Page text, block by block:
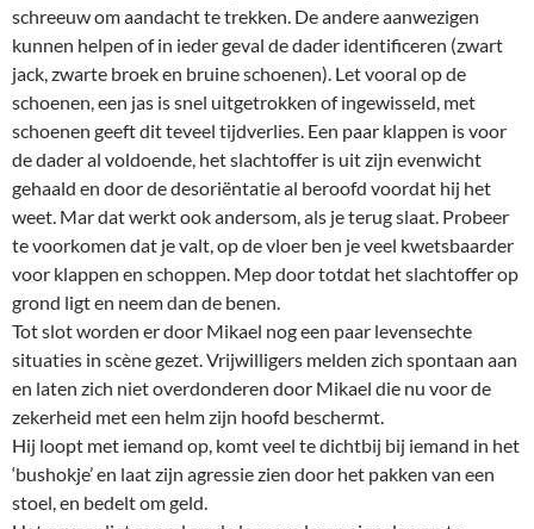
schreeuw om aandacht te trekken. De andere aanwezigen
kunnen helpen of in ieder geval de dader identificeren (zwart
jack, zwarte broek en bruine schoenen). Let vooral op de
schoenen, een jas is snel uitgetrokken of ingewisseld, met
schoenen geeft dit teveel tijdverlies. Een paar klappen is voor
de dader al voldoende, het slachtoffer is uit zijn evenwicht
gehaald en door de desoriëntatie al beroofd voordat hij het
weet. Mar dat werkt ook andersom, als je terug slaat. Probeer
te voorkomen dat je valt, op de vloer ben je veel kwetsbaarder
voor klappen en schoppen. Mep door totdat het slachtoffer op
grond ligt en neem dan de benen.
Tot slot worden er door Mikael nog een paar levensechte
situaties in scène gezet. Vrijwilligers melden zich spontaan aan
en laten zich niet overdonderen door Mikael die nu voor de
zekerheid met een helm zijn hoofd beschermt.
Hij loopt met iemand op, komt veel te dichtbij bij iemand in het
‘bushokje’ en laat zijn agressie zien door het pakken van een
stoel, en bedelt om geld.